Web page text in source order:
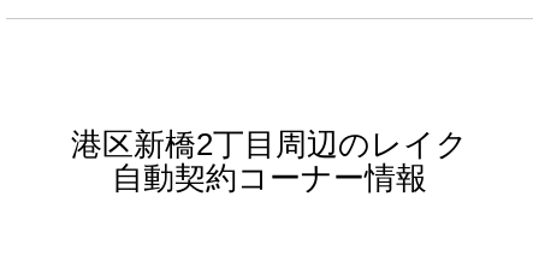
港区新橋2丁目周辺のレイク
自動契約コーナー情報